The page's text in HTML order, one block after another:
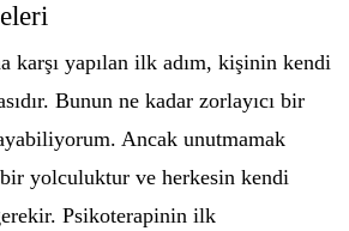
karşı yapılan ilk adım, kişinin kendi
Bunun ne kadar zorlayıcı bir
Ancak unutmamak
yolculuktur ve herkesin kendi
Psikoterapinin ilk